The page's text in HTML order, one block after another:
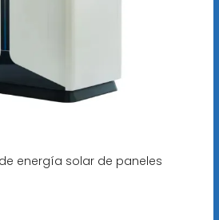
energía solar de paneles